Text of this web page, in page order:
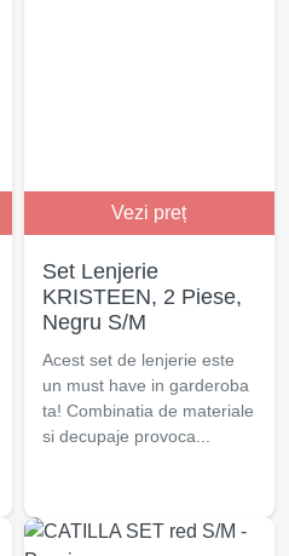
Vezi preț
Set Lenjerie
KRISTEEN, 2 Piese,
Negru S/M
Acest set de lenjerie este
un must have in garderoba
ta! Combinatia de materiale
si decupaje provoca...